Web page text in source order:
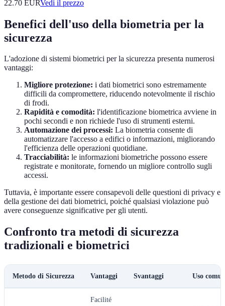
22.70 EURVedi il prezzo
Benefici dell'uso della biometria per la
sicurezza
L'adozione di sistemi biometrici per la sicurezza presenta numerosi
vantaggi:
Migliore protezione: i dati biometrici sono estremamente
difficili da compromettere, riducendo notevolmente il rischio
di frodi.
Rapidità e comodità: l'identificazione biometrica avviene in
pochi secondi e non richiede l'uso di strumenti esterni.
Automazione dei processi: La biometria consente di
automatizzare l'accesso a edifici o informazioni, migliorando
l'efficienza delle operazioni quotidiane.
Tracciabilità: le informazioni biometriche possono essere
registrate e monitorate, fornendo un migliore controllo sugli
accessi.
Tuttavia, è importante essere consapevoli delle questioni di privacy e
della gestione dei dati biometrici, poiché qualsiasi violazione può
avere conseguenze significative per gli utenti.
Confronto tra metodi di sicurezza
tradizionali e biometrici
Metodo di Sicurezza Vantaggi Svantaggi Uso
Facilité